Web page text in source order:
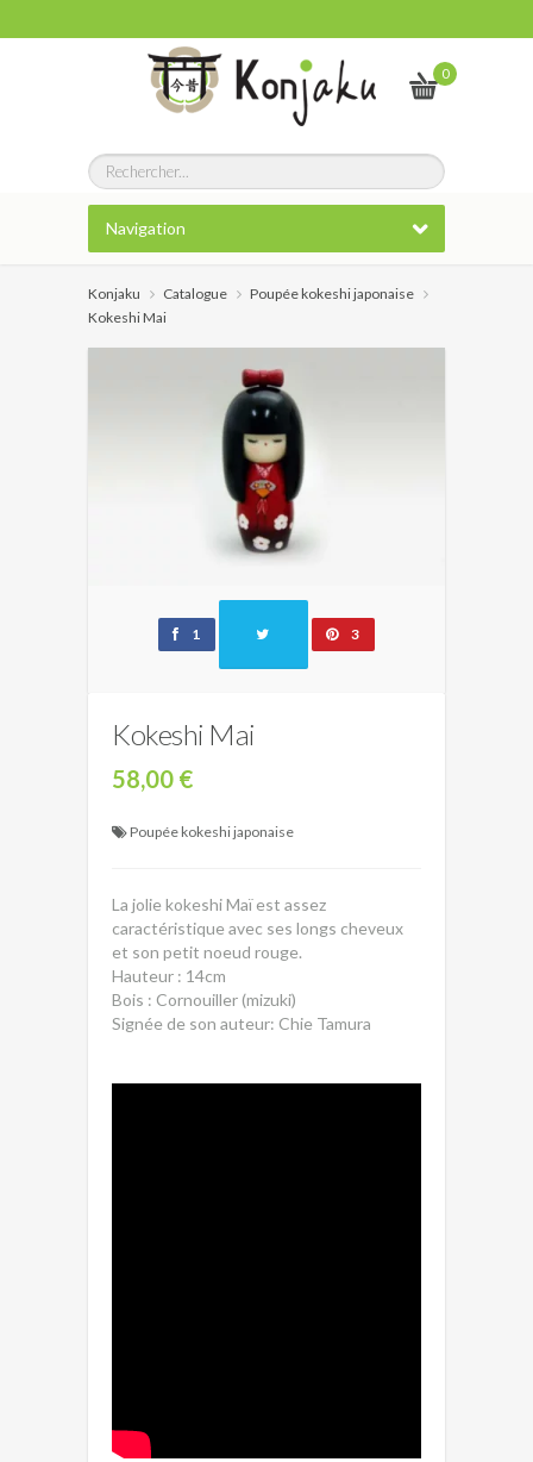
0
Navigation
Konjaku Catalogue
Poupée kokeshi japonaise
Kokeshi Mai
1 3
Kokeshi Mai
58,00 €
Poupée kokeshi japonaise
La jolie kokeshi Maï est assez
caractéristique avec ses longs cheveux
et son petit noeud rouge.
Hauteur : 14cm
Bois : Cornouiller (mizuki)
Signée de son auteur: Chie Tamura